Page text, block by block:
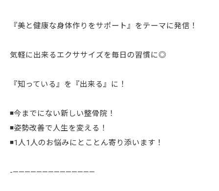
『美と健康な身体作りをサポート』をテーマに発信！
気軽に出来るエクササイズを毎日の習慣に◎
『知っている』を『出来る』に！
◾️今までにない新しい整骨院！
◾️姿勢改善で人生を変える！
◾️1人1人のお悩みにとことん寄り添います！
-——————————————